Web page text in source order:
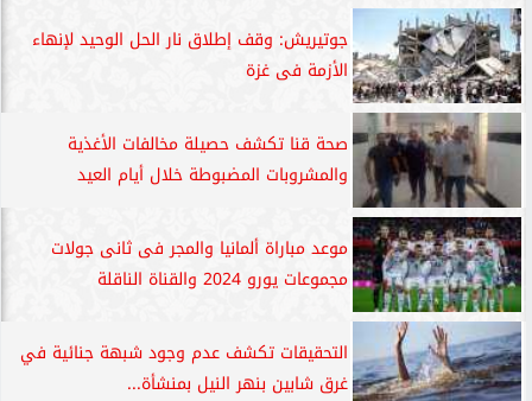
جوتيريش: وقف إطلاق نار الحل الوحيد لإنهاء
الأزمة فى غزة
صحة قنا تكشف حصيلة مخالفات الأغذية
والمشروبات المضبوطة خلال أيام العيد
موعد مباراة ألمانيا والمجر فى ثانى جولات
مجموعات يورو 2024 والقناة الناقلة
التحقيقات تكشف عدم وجود شبهة جنائية في
غرق شابين بنهر النيل بمنشأة...